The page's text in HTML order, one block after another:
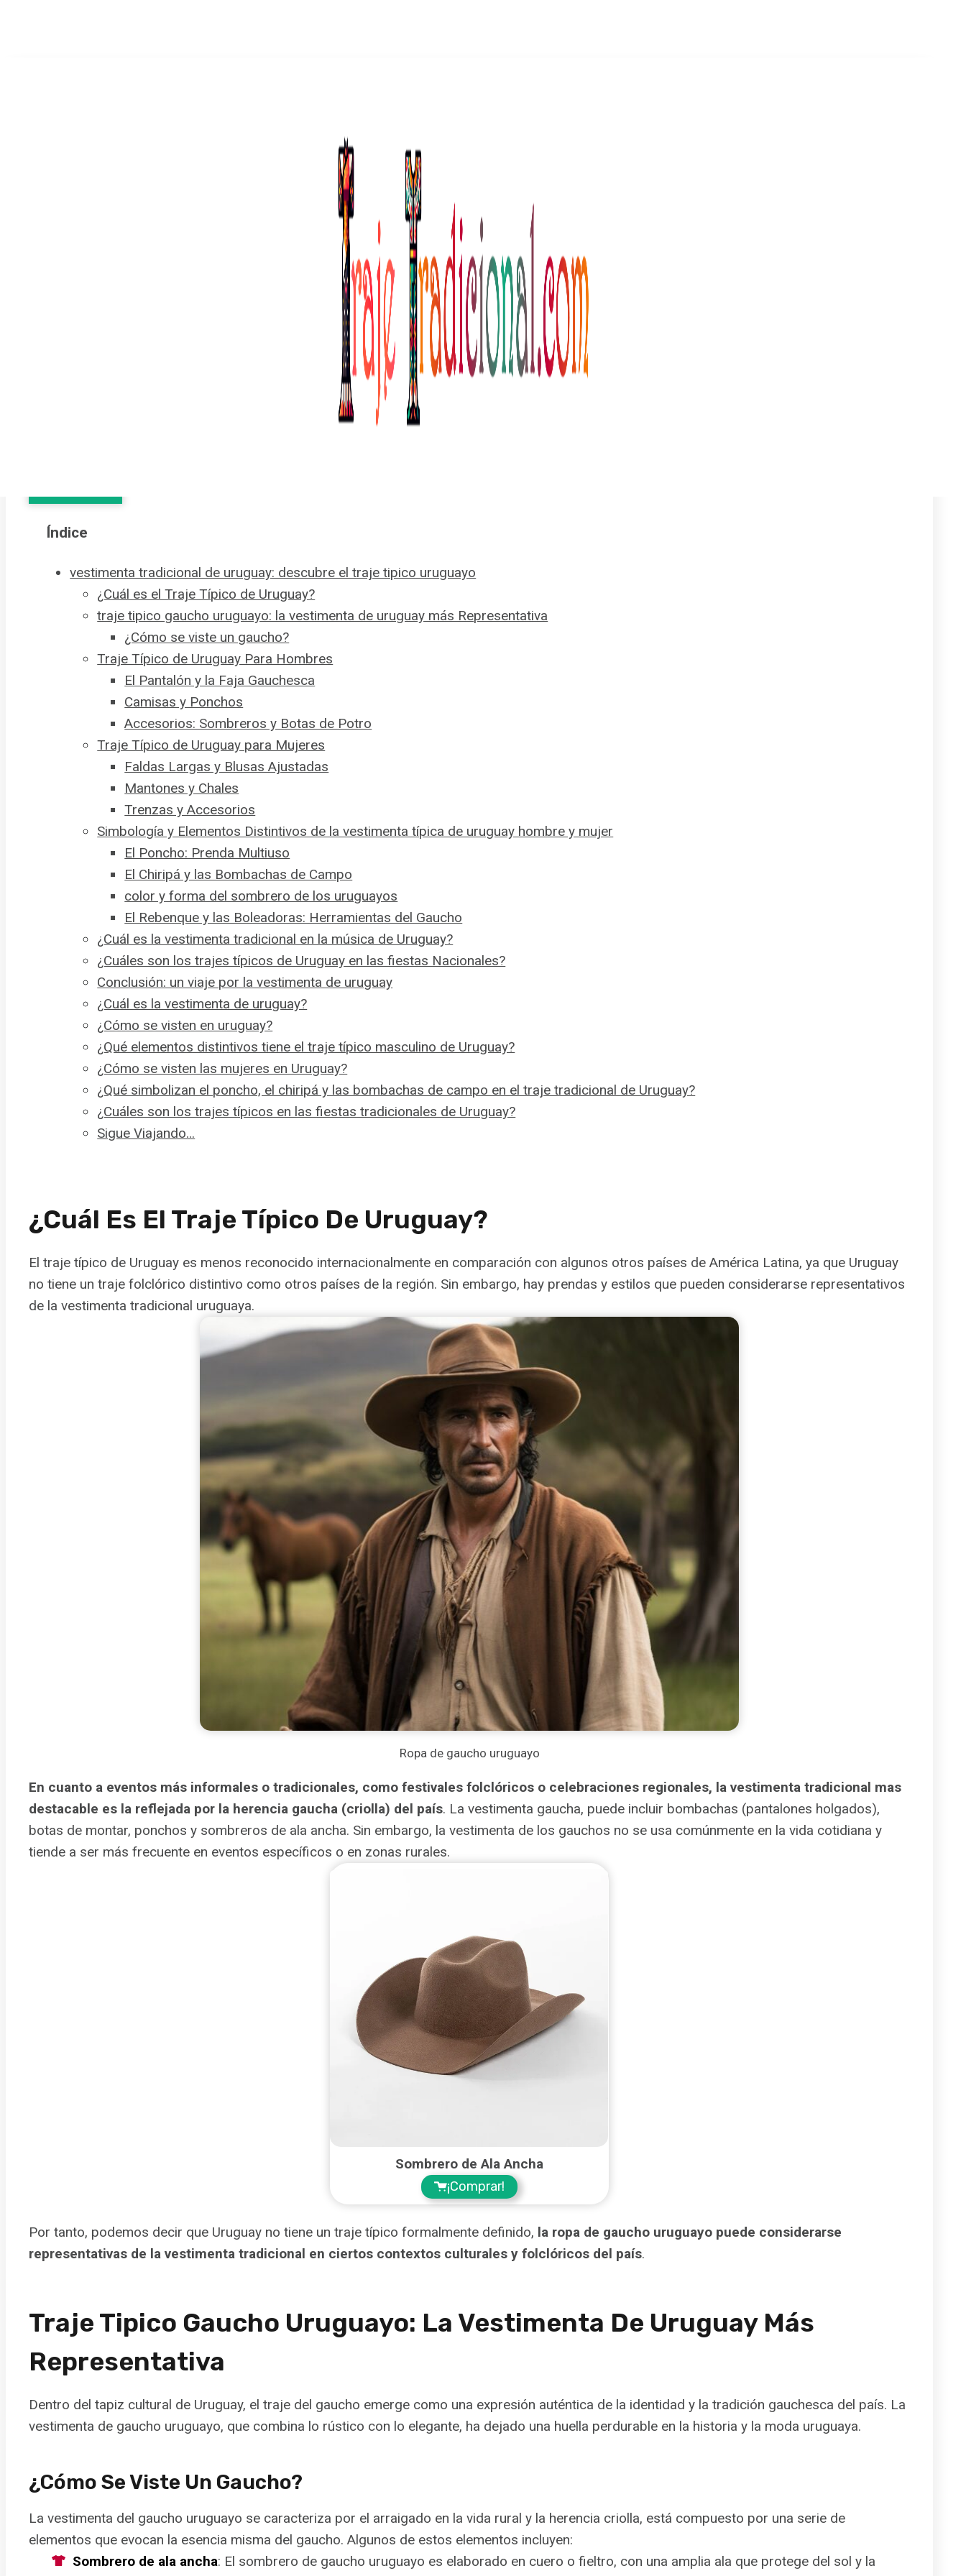
Traje Tipico Uruguayo
América Del Sur América Del Norte
Imagínate caminando por las calles empedradas de Montevideo en cada esquina, puedes sentir la historia y la cultura que impregnan el aire. Y si
prestas atención, podrás apreciar una parte fundamental de la identidad uruguaya: el
Traje Tipico de Uruguay
Hoy, te invito a adentrarte en el fascinante mundo de la vestimenta de Uruguay. Prepárate para sumergirte en la vestimenta tradicional de Uruguay
y déjate sorprenderte con el diseño de trajes típicos que han perdurado a lo largo de los años.
vestimenta tradicional de Uruguay? Sigue leyendo y déjate envolver por la belleza y el significado que
se esconde tras la ropa típica de Uruguay.
Índice
vestimenta tradicional de uruguay: descubre el traje tipico uruguayo
¿Cuál es el Traje Típico de Uruguay?
traje tipico gaucho uruguayo: la vestimenta de uruguay más Representativa
¿Cómo se viste un gaucho?
Traje Típico de Uruguay Para Hombres
El Pantalón y la Faja Gauchesca
Camisas y Ponchos
Accesorios: Sombreros y Botas de Potro
Traje Típico de Uruguay para Mujeres
Faldas Largas y Blusas Ajustadas
Mantones y Chales
Trenzas y Accesorios
Simbología y Elementos Distintivos de la vestimenta típica de uruguay hombre y mujer
El Poncho: Prenda Multiuso
El Chiripá y las Bombachas de Campo
color y forma del sombrero de los uruguayos
El Rebenque y las Boleadoras: Herramientas del Gaucho
¿Cuál es la vestimenta tradicional en la música de Uruguay?
¿Cuáles son los trajes típicos de Uruguay en las fiestas Nacionales?
Conclusión: un viaje por la vestimenta de uruguay
¿Cuál es la vestimenta de uruguay?
¿Cómo se visten en uruguay?
¿Qué elementos distintivos tiene el traje típico masculino de Uruguay?
¿Cómo se visten las mujeres en Uruguay?
¿Qué simbolizan el poncho, el chiripá y las bombachas de campo en el traje tradicional de Uruguay?
¿Cuáles son los trajes típicos en las fiestas tradicionales de Uruguay?
Sigue Viajando…
¿Cuál Es El Traje Típico De Uruguay?
El traje típico de Uruguay es menos reconocido internacionalmente en comparación con algunos otros países de América Latina, ya que Uruguay
no tiene un traje folclórico distintivo como otros países de la región. Sin embargo, hay prendas y estilos que pueden considerarse representativos
de la vestimenta tradicional uruguaya.
Ropa de gaucho uruguayo
En cuanto a eventos más informales o tradicionales, como festivales folclóricos o celebraciones regionales, la vestimenta tradicional mas
destacable es la reflejada por la herencia gaucha (criolla) del país. La vestimenta gaucha, puede incluir bombachas (pantalones holgados),
botas de montar, ponchos y sombreros de ala ancha. Sin embargo, la vestimenta de los gauchos no se usa comúnmente en la vida cotidiana y
tiende a ser más frecuente en eventos específicos o en zonas rurales.
Sombrero de Ala Ancha
¡Comprar!
Por tanto, podemos decir que Uruguay no tiene un traje típico formalmente definido, la ropa de gaucho uruguayo puede considerarse
representativas de la vestimenta tradicional en ciertos contextos culturales y folclóricos del país.
Traje Tipico Gaucho Uruguayo: La Vestimenta De Uruguay Más
Representativa
Dentro del tapiz cultural de Uruguay, el traje del gaucho emerge como una expresión auténtica de la identidad y la tradición gauchesca del país. La
vestimenta de gaucho uruguayo, que combina lo rústico con lo elegante, ha dejado una huella perdurable en la historia y la moda uruguaya.
¿Cómo Se Viste Un Gaucho?
La vestimenta del gaucho uruguayo se caracteriza por el arraigado en la vida rural y la herencia criolla, está compuesto por una serie de
elementos que evocan la esencia misma del gaucho. Algunos de estos elementos incluyen:
Sombrero de ala ancha: El sombrero de gaucho uruguayo es elaborado en cuero o fieltro, con una amplia ala que protege del sol y la